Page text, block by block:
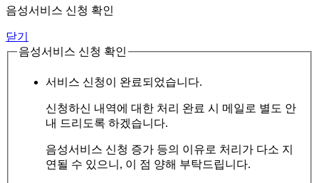
음성서비스 신청 확인
닫기
음성서비스 신청 확인
서비스 신청이 완료되었습니다.
신청하신 내역에 대한 처리 완료 시 메일로 별도 안
내 드리도록 하겠습니다.
음성서비스 신청 증가 등의 이유로 처리가 다소 지
연될 수 있으니, 이 점 양해 부탁드립니다.